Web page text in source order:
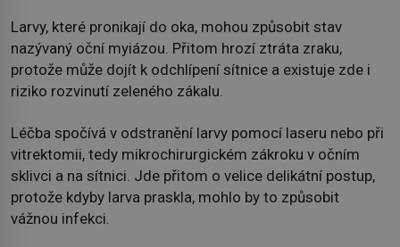
Larvy, které pronikají do oka, mohou způsobit stav
nazývaný oční myiázou. Přitom hrozí ztráta zraku,
protože může dojít k odchlípení sítnice a existuje zde i
riziko rozvinutí zeleného zákalu.
Léčba spočívá v odstranění larvy pomocí laseru nebo při
vitrektomii, tedy mikrochirurgickém zákroku v očním
sklivci a na sítnici. Jde přitom o velice delikátní postup,
protože kdyby larva praskla, mohlo by to způsobit
vážnou infekci.